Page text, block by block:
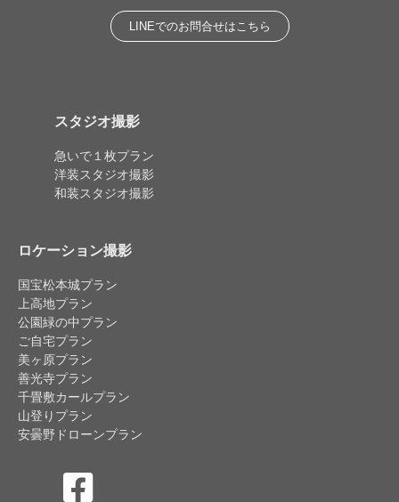
LINEでのお問合せはこちら
スタジオ撮影
急いで１枚プラン
洋装スタジオ撮影
和装スタジオ撮影
ロケーション撮影
国宝松本城プラン
上高地プラン
公園緑の中プラン
ご自宅プラン
美ヶ原プラン
善光寺プラン
千畳敷カールプラン
山登りプラン
安曇野ドローンプラン